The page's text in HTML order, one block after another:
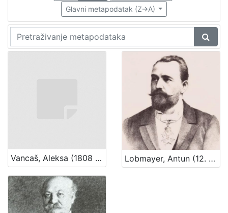
Glavni metapodatak (Z->A)
Vancaš, Aleksa (1808 – 28. 04. 1884) Lobmayer, Antun (12. 08. 1844. – 21. 03. 1906.)